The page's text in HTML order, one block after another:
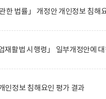
한 법률」 개정안 개인정보 침해
재활법 시행령」 일부개정안에
인정보 침해요인 평가 결과